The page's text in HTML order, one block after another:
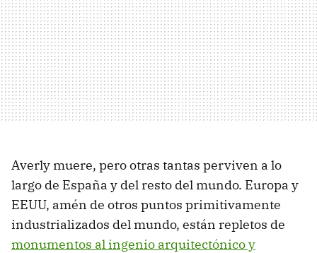
Averly muere, pero otras tantas perviven a lo
largo de España y del resto del mundo. Europa y
EEUU, amén de otros puntos primitivamente
industrializados del mundo, están repletos de
monumentos al ingenio arquitectónico y